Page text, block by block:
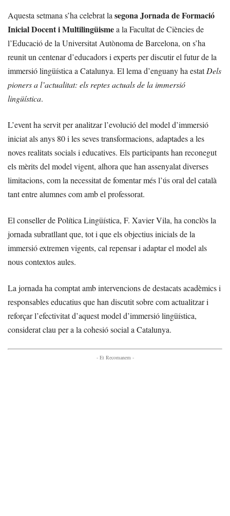
Aquesta setmana s’ha celebrat la segona Jornada de Formació
Inicial Docent i Multilingüismea la Facultat de Ciències de
l’Educació de la Universitat Autònoma de Barcelona, on s’ha
reunit un centenar d’educadors i experts per discutir el futur de la
immersió lingüística a Catalunya. El lema d’enguany ha estatDels
pioners a l’actualitat: els reptes actuals de la immersió
lingüística.
L’event ha servit per analitzar l’evolució del model d’immersió
iniciat als anys 80 i les seves transformacions, adaptades a les
noves realitats socials i educatives. Els participants han reconegut
els mèrits del model vigent, alhora que han assenyalat diverses
limitacions, com la necessitat de fomentar més l’ús oral del català
tant entre alumnes com amb el professorat.
El conseller de Política Lingüística, F. Xavier Vila, ha conclòs la
jornada subratllant que, tot i que els objectius inicials de la
immersió extremen vigents, cal repensar i adaptar el model als
nous contextos aules.
La jornada ha comptat amb intervencions de destacats acadèmics i
responsables educatius que han discutit sobre com actualitzar i
reforçar l’efectivitat d’aquest model d’immersió lingüística,
considerat clau per a la cohesió social a Catalunya.
- Et Recomanem -